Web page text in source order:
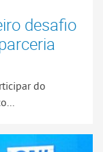
desafio
do